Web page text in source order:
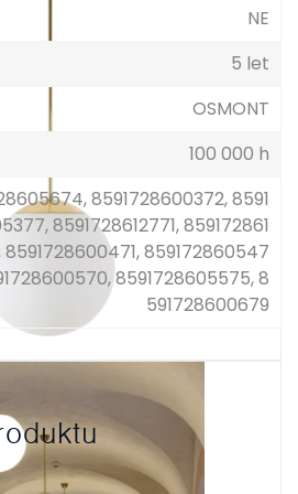
NE
5 let
OSMONT
100 000 h
8591728600372, 8591
8591728612771, 859172861
8591728600471, 859172860547
8591728605575, 8
591728600679